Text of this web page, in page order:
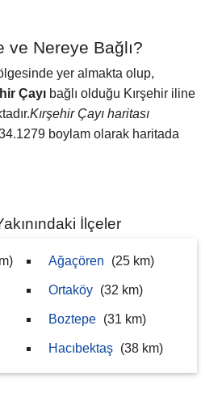
ve Nereye Bağlı?
yer almakta olup,
Çayı bağlı olduğu Kırşehir iline
Kırşehir Çayı haritası
boylam olarak haritada
İlçeler
Ağaçören (25 km)
Ortaköy (32 km)
Boztepe (31 km)
Hacıbektaş (38 km)